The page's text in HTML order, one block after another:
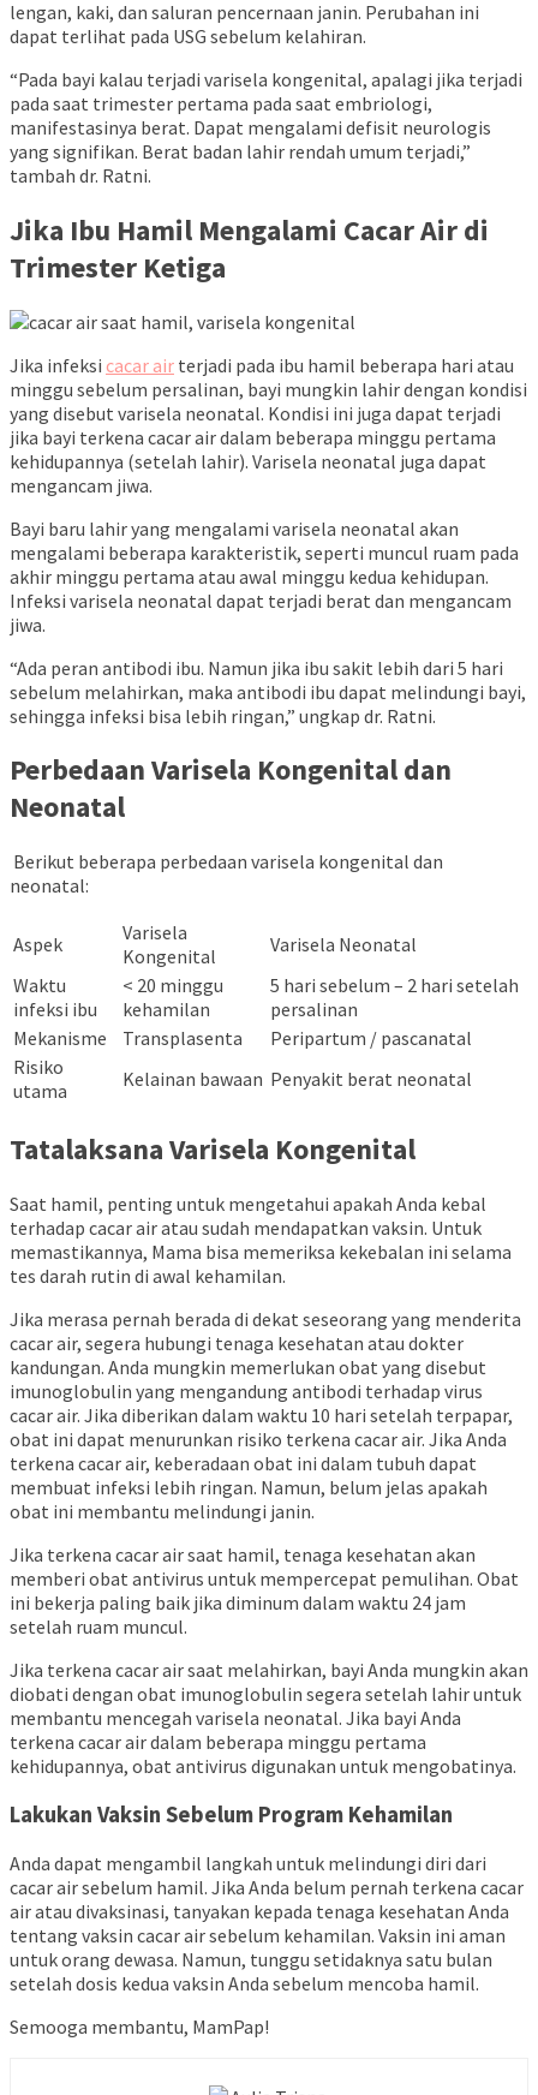
lengan, kaki, dan saluran pencernaan janin. Perubahan ini
dapat terlihat pada USG sebelum kelahiran.
“Pada bayi kalau terjadi varisela kongenital, apalagi jika terjadi
pada saat trimester pertama pada saat embriologi,
manifestasinya berat. Dapat mengalami defisit neurologis
yang signifikan. Berat badan lahir rendah umum terjadi,”
tambah dr. Ratni.
Jika Ibu Hamil Mengalami Cacar Air di
Trimester Ketiga
Jika infeksi cacar air terjadi pada ibu hamil beberapa hari atau
minggu sebelum persalinan, bayi mungkin lahir dengan kondisi
yang disebut varisela neonatal. Kondisi ini juga dapat terjadi
jika bayi terkena cacar air dalam beberapa minggu pertama
kehidupannya (setelah lahir). Varisela neonatal juga dapat
mengancam jiwa.
Bayi baru lahir yang mengalami varisela neonatal akan
mengalami beberapa karakteristik, seperti muncul ruam pada
akhir minggu pertama atau awal minggu kedua kehidupan.
Infeksi varisela neonatal dapat terjadi berat dan mengancam
jiwa.
“Ada peran antibodi ibu. Namun jika ibu sakit lebih dari 5 hari
sebelum melahirkan, maka antibodi ibu dapat melindungi bayi,
sehingga infeksi bisa lebih ringan,” ungkap dr. Ratni.
Perbedaan Varisela Kongenital dan
Neonatal
Berikut beberapa perbedaan varisela kongenital dan
neonatal:
Aspek
Varisela
Kongenital
Varisela Neonatal
Waktu
infeksi ibu
< 20 minggu
kehamilan
5 hari sebelum – 2 hari setelah
persalinan
Mekanisme
Transplasenta
Peripartum / pascanatal
Risiko
utama
Kelainan bawaan Penyakit berat neonatal
Tatalaksana Varisela Kongenital
Saat hamil, penting untuk mengetahui apakah Anda kebal
terhadap cacar air atau sudah mendapatkan vaksin. Untuk
memastikannya, Mama bisa memeriksa kekebalan ini selama
tes darah rutin di awal kehamilan.
Jika merasa pernah berada di dekat seseorang yang menderita
cacar air, segera hubungi tenaga kesehatan atau dokter
kandungan. Anda mungkin memerlukan obat yang disebut
imunoglobulin yang mengandung antibodi terhadap virus
cacar air. Jika diberikan dalam waktu 10 hari setelah terpapar,
obat ini dapat menurunkan risiko terkena cacar air. Jika Anda
terkena cacar air, keberadaan obat ini dalam tubuh dapat
membuat infeksi lebih ringan. Namun, belum jelas apakah
obat ini membantu melindungi janin.
Jika terkena cacar air saat hamil, tenaga kesehatan akan
memberi obat antivirus untuk mempercepat pemulihan. Obat
ini bekerja paling baik jika diminum dalam waktu 24 jam
setelah ruam muncul.
Jika terkena cacar air saat melahirkan, bayi Anda mungkin akan
diobati dengan obat imunoglobulin segera setelah lahir untuk
membantu mencegah varisela neonatal. Jika bayi Anda
terkena cacar air dalam beberapa minggu pertama
kehidupannya, obat antivirus digunakan untuk mengobatinya.
Lakukan Vaksin Sebelum Program Kehamilan
Anda dapat mengambil langkah untuk melindungi diri dari
cacar air sebelum hamil. Jika Anda belum pernah terkena cacar
air atau divaksinasi, tanyakan kepada tenaga kesehatan Anda
tentang vaksin cacar air sebelum kehamilan. Vaksin ini aman
untuk orang dewasa. Namun, tunggu setidaknya satu bulan
setelah dosis kedua vaksin Anda sebelum mencoba hamil.
Semooga membantu, MamPap!